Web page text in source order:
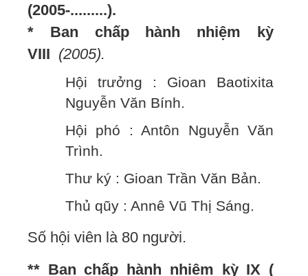
(2005-.........).
* Ban chấp hành nhiệm kỳ
VIII (2005).
Hội trưởng : Gioan Baotixita
Nguyễn Văn Bính.
Hội phó : Antôn Nguyễn Văn
Trình.
Thư ký : Gioan Trần Văn Bản.
Thủ qũy : Annê Vũ Thị Sáng.
Số hội viên là 80 người.
** Ban chấp hành nhiệm kỳ IX (